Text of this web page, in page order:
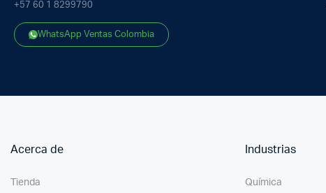
+57 60 1 8299790
WhatsApp Ventas Colombia
Acerca de
Tienda
Industrias
Química